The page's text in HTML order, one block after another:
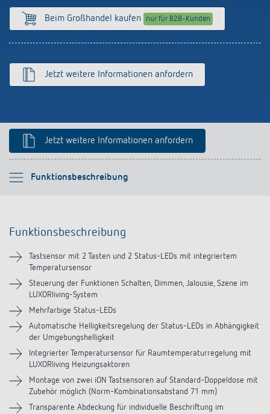
Anfahrt
Beim Großhandel kaufen nur für B2B-Kunden
Jetzt weitere Informationen anfordern
Jetzt weitere Informationen anfordern
Funktionsbeschreibung
Bitte auswählen
Technische Informationen
Downloads
Zubehör
Funktionsbeschreibung
Tastsensor mit 2 Tasten und 2 Status-LEDs mit integriertem
Temperatursensor
Steuerung der Funktionen Schalten, Dimmen, Jalousie, Szene im
LUXORliving-System
Mehrfarbige Status-LEDs
Automatische Helligkeitsregelung der Status-LEDs in Abhängigkeit
der Umgebungshelligkeit
Integrierter Temperatursensor für Raumtemperaturregelung mit
LUXORliving Heizungsaktoren
Montage von zwei iON Tastsensoren auf Standard-Doppeldose mit
Zubehör möglich (Norm-Kombinationsabstand 71 mm)
Transparente Abdeckung für individuelle Beschriftung im